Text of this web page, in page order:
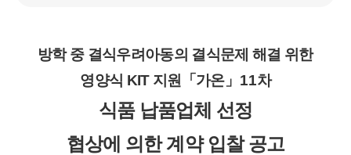
방학 중 결식우려아동의 결식문제 해결 위한
영양식 KIT 지원 「 가온」 11차
식품 납품업체 선정
협상에 의한 계약 입찰 공고